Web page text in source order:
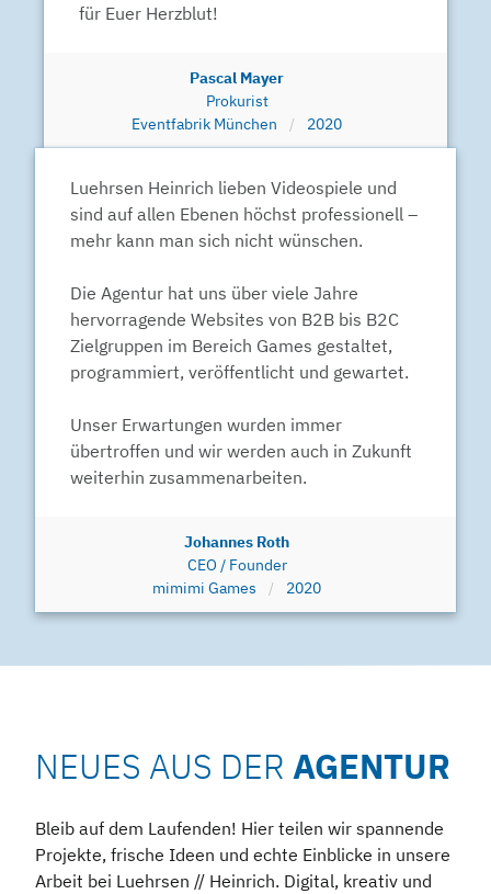
für Euer Herzblut!
Pascal Mayer
Prokurist
Eventfabrik München
2020
Luehrsen Heinrich lieben Videospiele und
sind auf allen Ebenen höchst professionell –
mehr kann man sich nicht wünschen.
Die Agentur hat uns über viele Jahre
hervorragende Websites von B2B bis B2C
Zielgruppen im Bereich Games gestaltet,
programmiert, veröffentlicht und gewartet.
Unser Erwartungen wurden immer
übertroffen und wir werden auch in Zukunft
weiterhin zusammenarbeiten.
Johannes Roth
CEO / Founder
mimimi Games
2020
NEUES AUS DER AGENTUR
Bleib auf dem Laufenden! Hier teilen wir spannende
Projekte, frische Ideen und echte Einblicke in unsere
Arbeit bei Luehrsen // Heinrich. Digital, kreativ und